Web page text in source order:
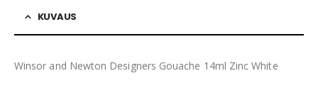
KUVAUS
Winsor and Newton Designers Gouache 14ml Zinc White